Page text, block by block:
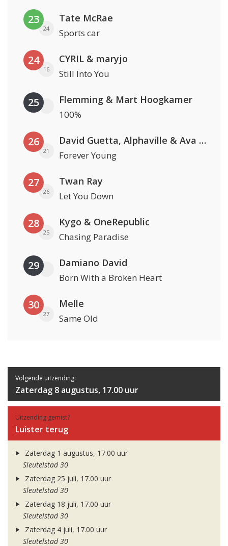
23
24
Tate McRae
Sports car
24
16
CYRIL & maryjo
Still Into You
25 Flemming & Mart Hoogkamer
100%
26
21
David Guetta, Alphaville & Ava Max
Forever Young
27
26
Twan Ray
Let You Down
28
25
Kygo & OneRepublic
Chasing Paradise
29 Damiano David
Born With a Broken Heart
30
27
Melle
Same Old
Volgende uitzending:
Zaterdag 8 augustus, 17.00 uur
Uitzending gemist?
Luister terug
Zaterdag 1 augustus, 17.00 uur
Sleutelstad 30
Zaterdag 25 juli, 17.00 uur
Sleutelstad 30
Zaterdag 18 juli, 17.00 uur
Sleutelstad 30
Zaterdag 4 juli, 17.00 uur
Sleutelstad 30